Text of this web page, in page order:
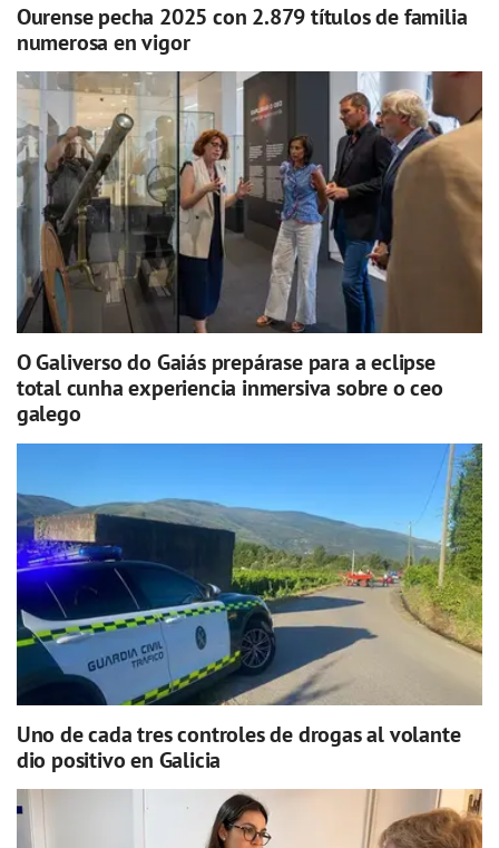
Ourense pecha 2025 con 2.879 títulos de familia
numerosa en vigor
O Galiverso do Gaiás prepárase para a eclipse
total cunha experiencia inmersiva sobre o ceo
galego
Uno de cada tres controles de drogas al volante
dio positivo en Galicia